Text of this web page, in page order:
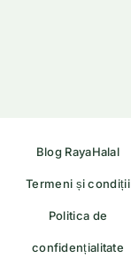
Blog RayaHalal
Termeni și condiții
Politica de
confidențialitate